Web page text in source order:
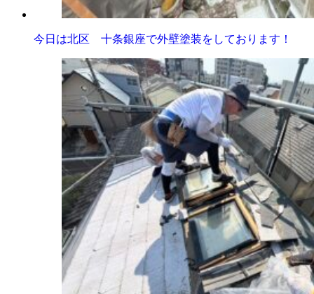
今日は北区 十条銀座で外壁塗装をしております！